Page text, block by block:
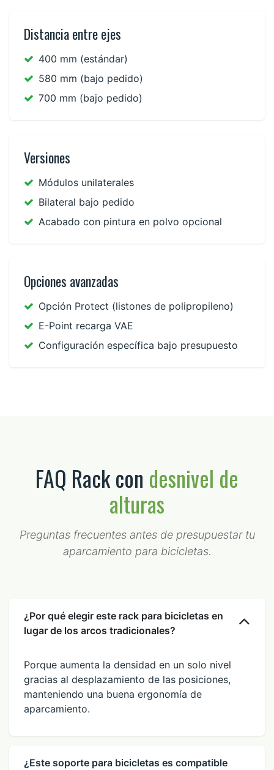
Distancia entre ejes
400 mm (estándar)
580 mm (bajo pedido)
700 mm (bajo pedido)
Versiones
Módulos unilaterales
Bilateral bajo pedido
Acabado con pintura en polvo opcional
Opciones avanzadas
Opción Protect (listones de polipropileno)
E-Point recarga VAE
Configuración específica bajo presupuesto
FAQ Rack con desnivel de
alturas
Preguntas frecuentes antes de presupuestar tu
aparcamiento para bicicletas.
¿Por qué elegir este rack para bicicletas en
lugar de los arcos tradicionales?
Porque aumenta la densidad en un solo nivel
gracias al desplazamiento de las posiciones,
manteniendo una buena ergonomía de
aparcamiento.
¿Este soporte para bicicletas es compatible